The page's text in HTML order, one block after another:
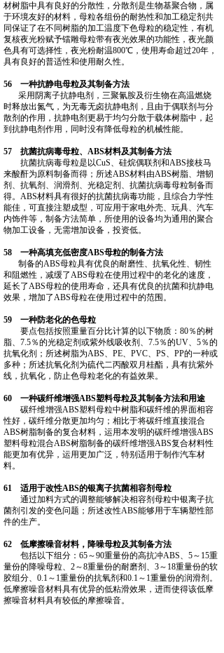
材树脂中具有良好的分散性，分散剂是生物基聚合物，属
于环境友好的材料，母粒各组份的耐热性和加工稳定剂共
同保证了在不同树脂的加工温度下色母粒的稳定性，有机
复核夜光粉赋予镭雕母粒带有夜光效果的功能性，夜光颜
色具有可选择性，夜光粉耐温800℃，使用寿命超过20年，
具有良好的普适性和使用耐久性。
56 一种抗静电母粒及其制备方法
采用阴离子抗静电剂，三聚氰胺及衍生物在高温燃烧
时释放出氮气，为无毒无卤抗静电剂，且由于偶联剂与分
散剂的作用，抗静电剂更易于均匀分散于载体树脂中，起
到抗静电剂作用，同时没有降低母粒的机械性能。
57 抗菌抗病毒母粒、ABS材料及其制备方法
抗菌抗病毒母粒是以CuS、硅烷偶联剂和ABS接枝马
来酸酐为原料制备而得；所述ABS材料由ABS树脂、增韧
剂、抗氧剂、润滑剂、光稳定剂、抗菌抗病毒母粒制备而
得。ABS材料具有很好的抗菌抗病毒功能，且综合力学性
能佳，可直接注塑成型，可应用于家电外壳、玩具、汽车
内饰件等，制备方法简单，所使用的设备均为通用的聚合
物加工设备，无需增加设备，投资低。
58 一种高填充低密度ABS母粒的制备方法
制备的ABS母粒具有优良的耐磨性、抗氧化性、韧性
和阻燃性，减缓了ABS母粒在使用过程中的老化的速度，
延长了ABS母粒的使用寿命，还具有优良的抗菌和抗静电
效果，增加了ABS母粒在使用过程中的范围。
59 一种防老化的色母粒
要点包括按照重量百分比计算的以下物质：80％的树
脂、7.5％的光稳定剂或紫外线吸收剂、7.5％的UV、5％的
抗氧化剂；所述树脂为ABS、PE、PVC、PS、PP的一种或
多种；所述抗氧化剂为硫代二丙酸双月桂酯，具有抗紫外
线，抗氧化，防止色母粒老化的有益效果。
60 一种碳纤维增强ABS塑料母粒及其制备方法和用途
碳纤维增强ABS塑料母粒中树脂和碳纤维的界面相容
性好，碳纤维分散更加均匀；相比于将碳纤维直接混合
ABS树脂制备的复合材料，运用本发明的碳纤维增强ABS
塑料母粒混合ABS树脂制备的碳纤维增强ABS复合材料性
能更加有优异，运用更加广泛，特别适用于制作汽车材
料。
61 适用于改性ABS的银离子抗菌相容剂母粒
通过加料方式的调整能够解决相容剂母粒中银离子抗
菌剂引发的变色问题；所述改性ABS能够用于车辆塑性部
件的生产。
62 低摩擦噪音材料，降噪母粒及其制备方法
包括以下组分：65～90重量份的高抗冲ABS、5～15重
量份的降噪母粒、2～8重量份的耐磨剂、3～18重量份的软
胶组分、0.1～1重量份的抗氧剂和0.1～1重量份的润滑剂。
低摩擦噪音材料具有优异的低粘滑效果，进而使得该低摩
擦噪音材料具有较低的摩擦噪音。